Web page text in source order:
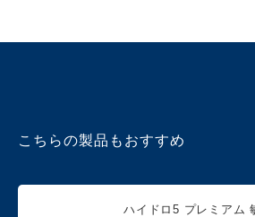
こちらの製品もおすすめ
ハイドロ5 プレミアム